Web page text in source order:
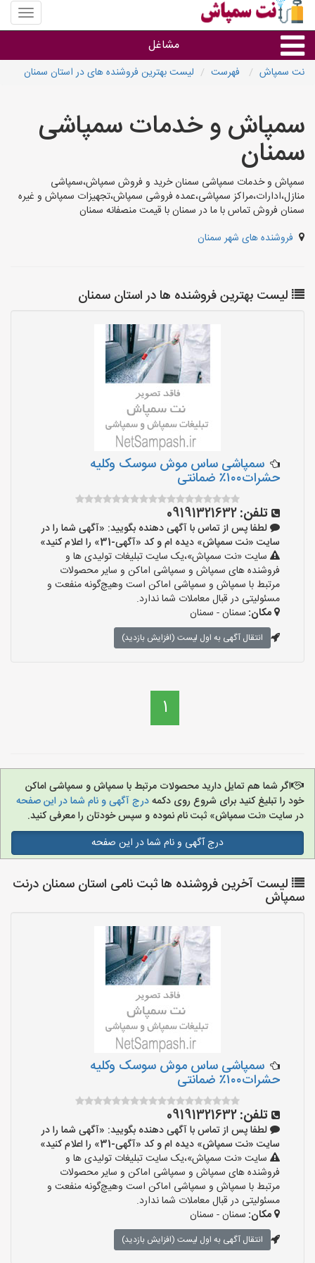
منوی
سایت
مشاغل
استان ها
نت سمپاش فهرست لیست بهترین فروشنده های در استان سمنان
سمپاش و خدمات سمپاشی
سمنان
سمپاش و خدمات سمپاشی سمنان خرید و فروش سمپاش،سمپاشی
منازل،ادارات،مراکز سمپاشی،عمده فروشی سمپاش،تجهیزات سمپاش و غیره
سمنان فروش تماس با ما در سمنان با قیمت منصفانه سمنان
فروشنده های شهر سمنان
لیست بهترین فروشنده ها در استان سمنان
سمپاشی ساس موش سوسک وکلیه
حشرات۱۰۰٪ ضمانتی
تلفن:09191321632
لطفا پس از تماس با آگهی دهنده بگویید: «آگهی شما را در
سایت «نت سمپاش» دیده ام و کد «آگهی-31» را اعلام کنید»
سایت «نت سمپاش»،یک سایت تبلیغات تولیدی ها و
فروشنده های سمپاش و سمپاشی اماکن و سایر محصولات
مرتبط با سمپاش و سمپاشی اماکن است وهیچ‌گونه منفعت و
مسئولیتی در قبال معاملات شما ندارد.
مکان: سمنان - سمنان
انتقال آگهی به اول لیست (افزایش بازدید)
1
اگر شما هم تمایل دارید محصولات مرتبط با سمپاش و سمپاشی اماکن
خود را تبلیغ کنید برای شروع روی دکمهدرج آگهی و نام شما در این صفحه
در سایت «نت سمپاش» ثبت نام نموده و سپس خودتان را معرفی کنید.
درج آگهی و نام شما در این صفحه
لیست آخرین فروشنده ها ثبت نامی استان سمنان درنت
سمپاش
سمپاشی ساس موش سوسک وکلیه
حشرات۱۰۰٪ ضمانتی
تلفن:09191321632
لطفا پس از تماس با آگهی دهنده بگویید: «آگهی شما را در
سایت «نت سمپاش» دیده ام و کد «آگهی-31» را اعلام کنید»
سایت «نت سمپاش»،یک سایت تبلیغات تولیدی ها و
فروشنده های سمپاش و سمپاشی اماکن و سایر محصولات
مرتبط با سمپاش و سمپاشی اماکن است وهیچ‌گونه منفعت و
مسئولیتی در قبال معاملات شما ندارد.
مکان: سمنان - سمنان
انتقال آگهی به اول لیست (افزایش بازدید)